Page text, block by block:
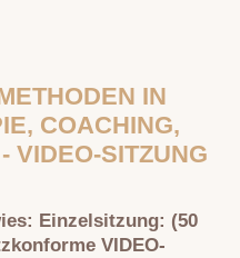
IN
COACHING,
VIDEO-SITZUNG
Einzelsitzung: (50
VIDEO-